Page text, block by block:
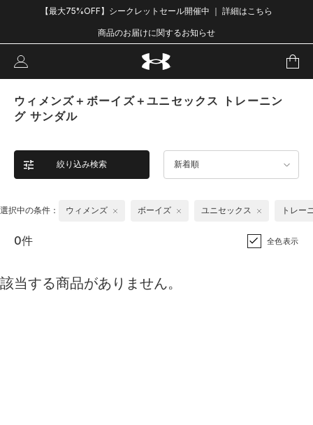
【最大75%OFF】シークレットセール開催中 ｜ 詳細はこちら
商品のお届けに関するお知らせ
ウィメンズ＋ボーイズ＋ユニセックス トレーニン
グ サンダル
絞り込み検索 新着順
選択中の条件： ウィメンズ ボーイズ ユニセックス トレー
0件 全色表示
該当する商品がありません。